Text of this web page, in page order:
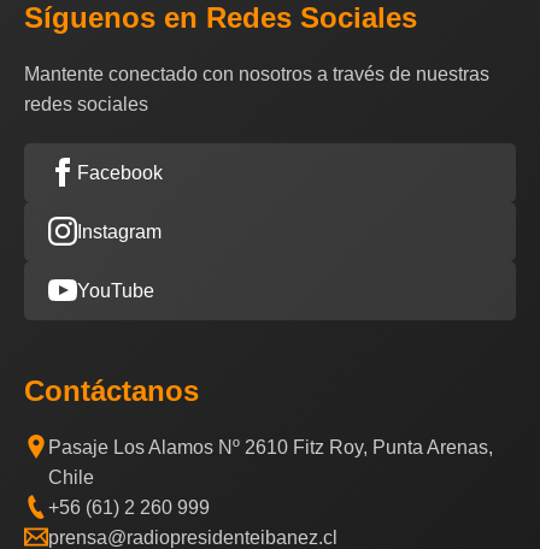
Síguenos en Redes Sociales
Mantente conectado con nosotros a través de nuestras
redes sociales
Facebook
Instagram
YouTube
Contáctanos
Pasaje Los Alamos Nº 2610 Fitz Roy, Punta Arenas,
Chile
+56 (61) 2 260 999
prensa@radiopresidenteibanez.cl